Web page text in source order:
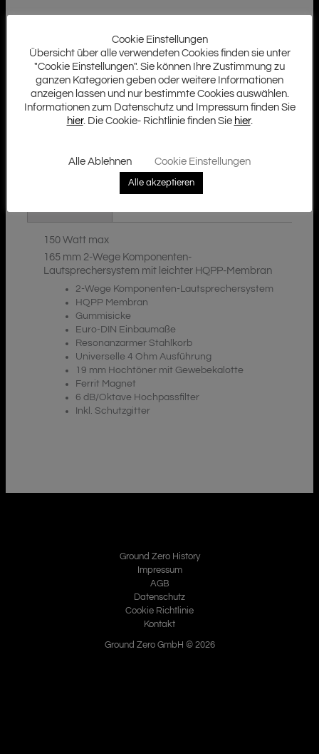
Zusätzliche Informationen
150 Watt max
165 mm 2-Wege Komponenten-
Lautsprechersystem mit leichter HQPP-Membran
2-Wege Komponenten-Lautsprechersystem
HQPP Membran
Gummisicke
Euro-DIN Einbaumaße
Resonanzarmer Stahlkorb
Universelle 4 Ohm Ausführung
19 mm Hochtöner mit Gewebekalotte
Ferrit Magnet
6 dB/Oktave Hochpassfilter
Inkl. Schutzgitter
Ground Zero History
Impressum
AGB
Datenschutz
Cookie Richtlinie
Kontakt
Ground Zero GmbH © 2026
Cookie Einstellungen
Übersicht über alle verwendeten Cookies finden sie unter
"Cookie Einstellungen". Sie können Ihre Zustimmung zu
ganzen Kategorien geben oder weitere Informationen
anzeigen lassen und nur bestimmte Cookies auswählen.
Informationen zum Datenschutz und Impressum finden Sie
hier. Die Cookie- Richtlinie finden Sie hier.
Alle Ablehnen Cookie Einstellungen
Alle akzeptieren